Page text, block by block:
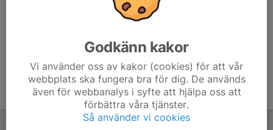
Godkänn kakor
Vi använder oss av kakor (cookies) för att vår
webbplats ska fungera bra för dig. De används
även för webbanalys i syfte att hjälpa oss att
förbättra våra tjänster.
Så använder vi cookies